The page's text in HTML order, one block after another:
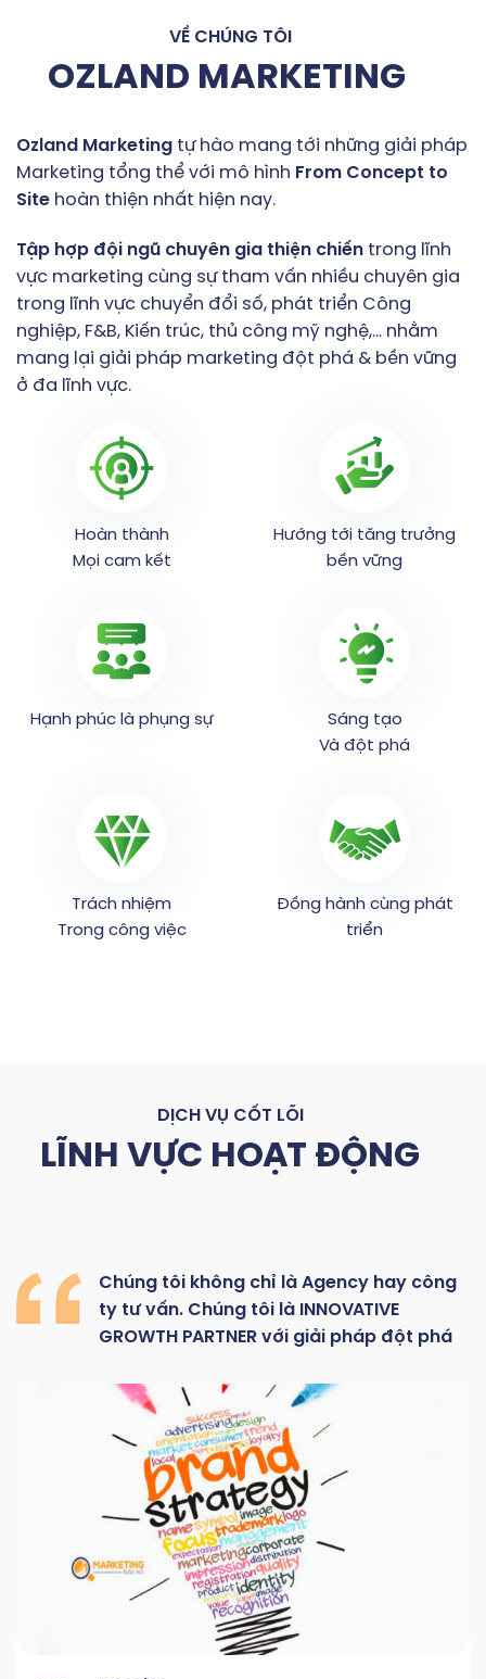
VỀ CHÚNG TÔI
OZLAND MARKETING
Ozland Marketing tự hào mang tới những giải pháp
Marketing tổng thể với mô hình From Concept to
Site hoàn thiện nhất hiện nay.
Tập hợp đội ngũ chuyên gia thiện chiến trong lĩnh
vực marketing cùng sự tham vấn nhiều chuyên gia
trong lĩnh vực chuyển đổi số, phát triển Công
nghiệp, F&B, Kiến trúc, thủ công mỹ nghệ,… nhằm
mang lại giải pháp marketing đột phá & bền vững
ở đa lĩnh vực.
Hoàn thành
Mọi cam kết
Hướng tới tăng trưởng
bền vững
Hạnh phúc là phụng sự
Sáng tạo
Và đột phá
Trách nhiệm
Trong công việc
Đồng hành cùng phát
triển
DỊCH VỤ CỐT LÕI
LĨNH VỰC HOẠT ĐỘNG
Chúng tôi không chỉ là Agency hay công
ty tư vấn. Chúng tôi là
INNOVATIVE
GROWTH PARTNER với giải pháp đột phá